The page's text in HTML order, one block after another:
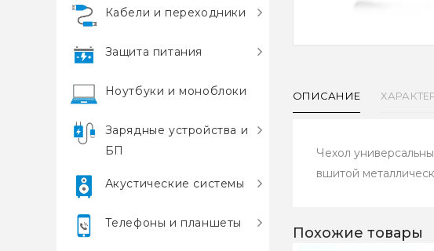
Кабели и переходники
Защита питания
Ноутбуки и моноблоки
Зарядные устройства и
БП
Акустические системы
Телефоны и планшеты
ОПИСАНИЕ
Чехол
вшитой
Похожие товары